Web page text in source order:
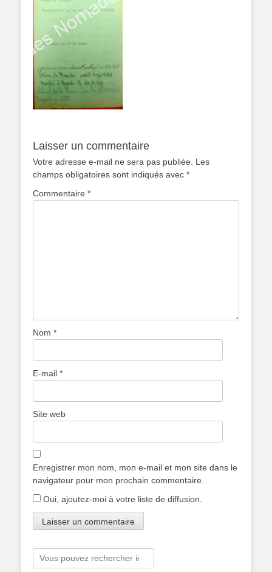
Laisser un commentaire
Votre adresse e-mail ne sera pas publiée.
Les
champs obligatoires sont indiqués avec *
Commentaire *
Nom *
E-mail *
Site web
Enregistrer mon nom, mon e-mail et mon site dans le
navigateur pour mon prochain commentaire.
Oui, ajoutez-moi à votre liste de diffusion.
Rechercher :